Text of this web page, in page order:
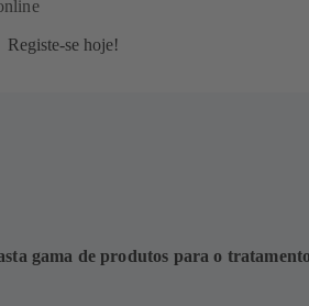
Registe-se hoje!
gama de produtos para o